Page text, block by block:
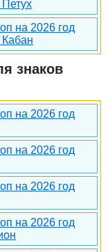
на 2026 год
знаков
на 2026 год
на 2026 год
на 2026 год
на 2026 год